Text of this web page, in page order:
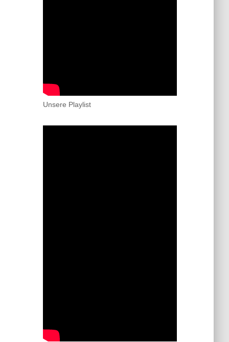
Unsere Playlist